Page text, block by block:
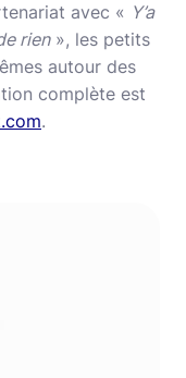
avec « Y’a
rien», les petits
autour des
complète est
.